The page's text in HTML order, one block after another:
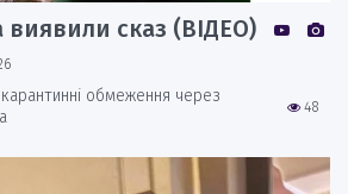
виявили сказ (ВІДЕО)
48
обмеження через